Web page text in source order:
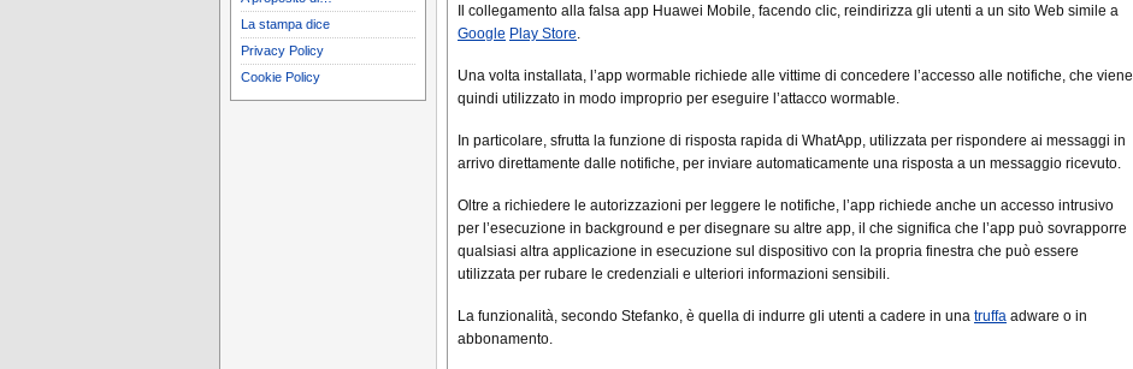
La stampa dice
Privacy Policy
Cookie Policy
Il collegamento alla falsa app Huawei Mobile, facendo clic, reindirizza gli utenti a un sito Web simile a
Google Play Store.
Una volta installata, l’app wormable richiede alle vittime di concedere l’accesso alle notifiche, che viene
quindi utilizzato in modo improprio per eseguire l’attacco wormable.
In particolare, sfrutta la funzione di risposta rapida di WhatApp, utilizzata per rispondere ai messaggi in
arrivo direttamente dalle notifiche, per inviare automaticamente una risposta a un messaggio ricevuto.
Oltre a richiedere le autorizzazioni per leggere le notifiche, l’app richiede anche un accesso intrusivo
per l’esecuzione in background e per disegnare su altre app, il che significa che l’app può sovrapporre
qualsiasi altra applicazione in esecuzione sul dispositivo con la propria finestra che può essere
utilizzata per rubare le credenziali e ulteriori informazioni sensibili.
La funzionalità, secondo Stefanko, è quella di indurre gli utenti a cadere in una truffa adware o in
abbonamento.